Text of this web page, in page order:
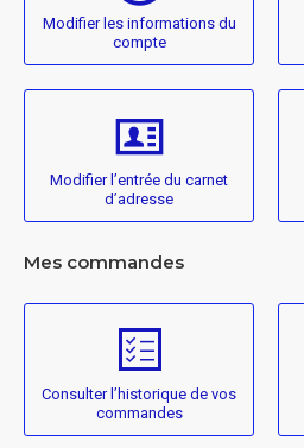
Modifier les informations du
compte
Modifier l’entrée du carnet
d’adresse
Mes commandes
Consulter l’historique de vos
commandes